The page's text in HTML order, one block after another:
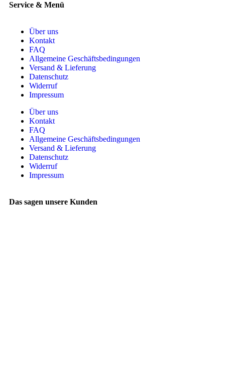
Service & Menü
Über uns
Kontakt
FAQ
Allgemeine Geschäftsbedingungen
Versand & Lieferung
Datenschutz
Widerruf
Impressum
Über uns
Kontakt
FAQ
Allgemeine Geschäftsbedingungen
Versand & Lieferung
Datenschutz
Widerruf
Impressum
Das sagen unsere Kunden